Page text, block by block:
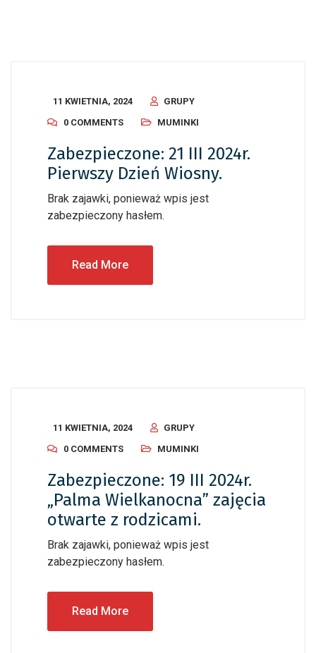
11 KWIETNIA, 2024
GRUPY
0 COMMENTS
MUMINKI
Zabezpieczone: 21 III 2024r.
Pierwszy Dzień Wiosny.
Brak zajawki, ponieważ wpis jest
zabezpieczony hasłem.
Read More
11 KWIETNIA, 2024
GRUPY
0 COMMENTS
MUMINKI
Zabezpieczone: 19 III 2024r.
„Palma Wielkanocna” zajęcia
otwarte z rodzicami.
Brak zajawki, ponieważ wpis jest
zabezpieczony hasłem.
Read More